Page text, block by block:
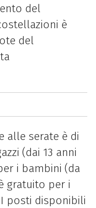
del
è
del
alle serate è di
(dai 13 anni
i bambini (da
gratuito per i
posti disponibili